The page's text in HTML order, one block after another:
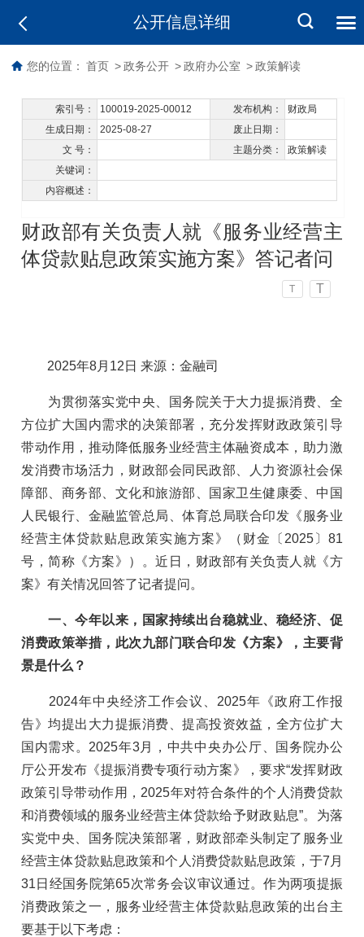
公开信息详细
您的位置： 首页 > 政务公开 > 政府办公室 > 政策解读
索引号： 100019-2025-00012 发布机构：
财政局
生成日期：
2025-08-27
废止日期：
文 号：
主题分类：
政策解读
关键词：
内容概述：
财政部有关负责人就《服务业经营主
体贷款贴息政策实施方案》答记者问
T T
2025年8月12日 来源：金融司
为贯彻落实党中央、国务院关于大力提振消费、全
方位扩大国内需求的决策部署，充分发挥财政政策引导
带动作用，推动降低服务业经营主体融资成本，助力激
发消费市场活力，财政部会同民政部、人力资源社会保
障部、商务部、文化和旅游部、国家卫生健康委、中国
人民银行、金融监管总局、体育总局联合印发《服务业
经营主体贷款贴息政策实施方案》（财金〔2025〕81
号，简称《方案》）。近日，财政部有关负责人就《方
案》有关情况回答了记者提问。
一、今年以来，国家持续出台稳就业、稳经济、促
消费政策举措，此次九部门联合印发《方案》，主要背
景是什么？
2024年中央经济工作会议、2025年《政府工作报
告》均提出大力提振消费、提高投资效益，全方位扩大
国内需求。2025年3月，中共中央办公厅、国务院办公
厅公开发布《提振消费专项行动方案》，要求“发挥财政
政策引导带动作用，2025年对符合条件的个人消费贷款
和消费领域的服务业经营主体贷款给予财政贴息”。为落
实党中央、国务院决策部署，财政部牵头制定了服务业
经营主体贷款贴息政策和个人消费贷款贴息政策，于7月
31日经国务院第65次常务会议审议通过。作为两项提振
消费政策之一，服务业经营主体贷款贴息政策的出台主
要基于以下考虑：